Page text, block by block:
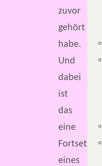
zuvor
gehört
habe.
Und
dabei
ist
das
eine
Fortsetzung
eines